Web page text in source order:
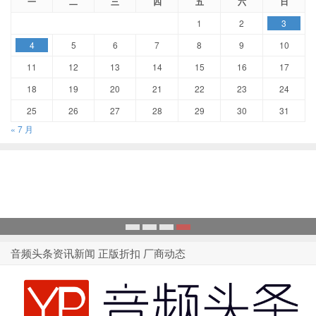
1 2
3
4
5 6 7 8 9
10
11
12 13 14 15 16
17
18
19 20 21 22 23
24
25
26 27 28 29 30
31
« 7 月
音频头条资讯新闻 正版折扣 厂商动态